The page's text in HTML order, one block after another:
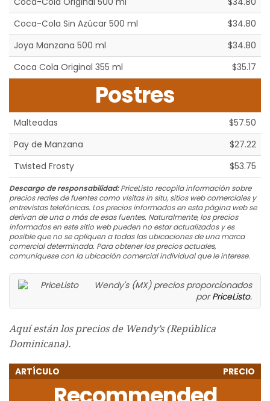
Coca-Cola Sin Azúcar 500 ml
$34.80
Joya Manzana 500 ml
$34.80
Coca Cola Original 355 ml
$35.17
Postres
Malteadas
$57.50
Pay de Manzana
$27.22
Twisted Frosty
$53.75
Descargo de responsabilidad:PriceListo recopila información sobre
precios reales de fuentes como visitas in situ, sitios web comerciales y
entrevistas telefónicas. Los precios informados en esta página web se
derivan de una o más de esas fuentes. Naturalmente, los precios
informados en este sitio web pueden no estar actualizados y es
posible que no se apliquen a todas las ubicaciones de una marca
comercial determinada. Para obtener los precios actuales,
comuníquese con la ubicación comercial individual que le interese.
Wendy's (MX) precios proporcionados
porPriceListo.
Aquí están los precios de Wendy’s (República
Dominicana).
ARTÍCULO PRECIO